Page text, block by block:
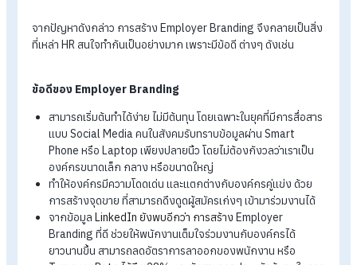
ที่เหล่า HR ทั้งหลายต่างรู้ดีว่า การสรรหาพนักงานนั้นมีความยากเ
เพียงใด โดยมีปัญหาหลักๆ ดังเช่น
ปัญหาหลักๆ ในองค์กร
การสรรหาแบบเดิมๆ โดยผ่านโฆษณารับสมัครงานหรือบริษัท
จัดหางานนั้น มีต้นทุนสูง และไม่ได้ประสิทธิภาพเท่าที่ควร
องค์กรไม่ทราบจุดขายของตัวเอง จึงไม่สามารถดึงดูดผู้สมัคร
คุณสมบัติที่ต้องการมาได้